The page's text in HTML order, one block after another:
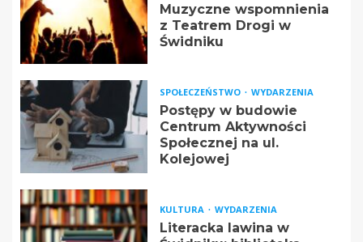
Muzyczne wspomnienia
z Teatrem Drogi w
Świdniku
SPOŁECZEŃSTWO WYDARZENIA
Postępy w budowie
Centrum Aktywności
Społecznej na ul.
Kolejowej
KULTURA WYDARZENIA
Literacka lawina w